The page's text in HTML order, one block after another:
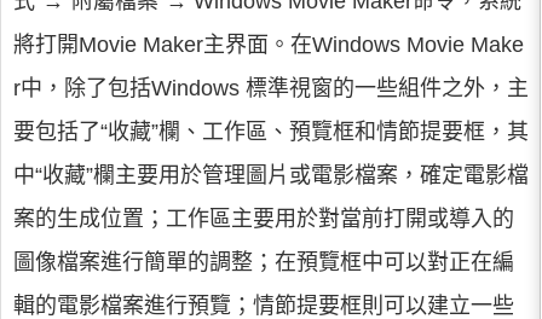
將打開Movie Maker主界面。在Windows Movie Make
r中，除了包括Windows 標準視窗的一些組件之外，主
要包括了“收藏”欄、工作區、預覽框和情節提要框，其
中“收藏”欄主要用於管理圖片或電影檔案，確定電影檔
案的生成位置；工作區主要用於對當前打開或導入的
圖像檔案進行簡單的調整；在預覽框中可以對正在編
輯的電影檔案進行預覽；情節提要框則可以建立一些